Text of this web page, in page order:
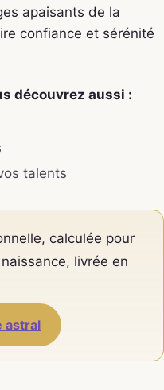
apaisants de la
confiance et sérénité
découvrez aussi :
talents
calculée pour
livrée en
astral